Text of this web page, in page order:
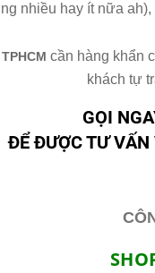
nhiều hay ít nữa
TPHCM cần hàng khẩn
khách tự
GỌI
ĐỂ ĐƯỢC TƯ VẤN